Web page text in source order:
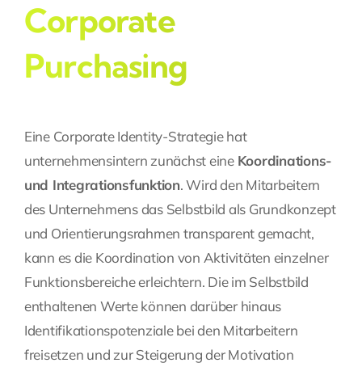
Corporate
Purchasing
Eine Corporate Identity-Strategie hat
unternehmensintern zunächst eine Koordinations-
und Integrationsfunktion. Wird den Mitarbeitern
des Unternehmens das Selbstbild als Grundkonzept
und Orientierungsrahmen transparent gemacht,
kann es die Koordination von Aktivitäten einzelner
Funktionsbereiche erleichtern. Die im Selbstbild
enthaltenen Werte können darüber hinaus
Identifikationspotenziale bei den Mitarbeitern
freisetzen und zur Steigerung der Motivation